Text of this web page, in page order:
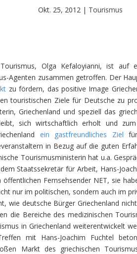
Okt. 25, 2012 | Tourismus
Olga Kefaloyianni, ist auf
Agenten zusammen getroffen. Der
zu fördern, das positive Image
touristischen Ziele für Deutsche zu
Griechenland und speziell das
sich wirtschaftlich erholt und
ein gastfreundliches Ziel
in Bezug auf die guten
Tourismusministerin hat u.a.
Staatssekretär für Arbeit, Hans-
Fernsehsender ΝΕΤ, sie
nur im politischen, sondern auch im
wie deutsche Bürger Griechenland
die Bereiche des medizinischen
in Griechenland weiterentwickelt
mit Hans-Joachim Fuchtel
Markt des griechischen